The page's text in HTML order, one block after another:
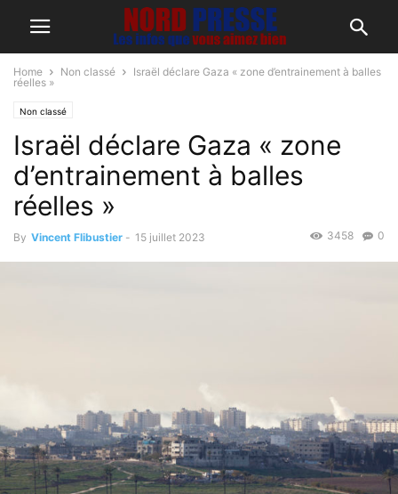
Home Non classé
Israël déclare Gaza « zone d’entrainement à balles
réelles »
Non classé
Israël déclare Gaza « zone
d’entrainement à balles
réelles »
By Vincent Flibustier - 15 juillet 2023 0
3458